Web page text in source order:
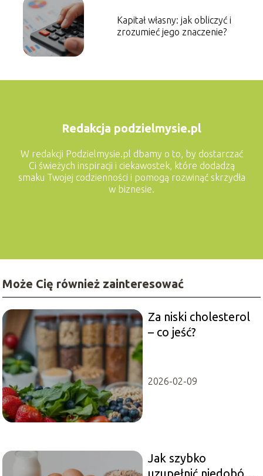
Kapitał własny: jak obliczyć i
zrozumieć jego znaczenie?
Redakcja podzielmysie.pl
W redakcji Podzielmysie.pl dbamy o to, by dostarczać
Ci świeżych inspiracji i ciekawostek, które dodadzą
smaku Twojej codzienności i pomogą rozwinąć skrzydła
w biznesie.
Może Cię również zainteresować
Za niski cholesterol
– co jeść?
2026-02-09
Jak szybko
uzupełnić niedobór